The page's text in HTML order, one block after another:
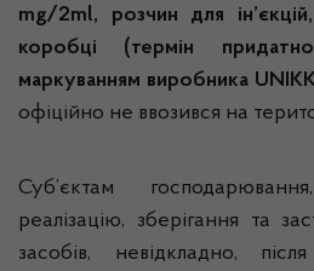
mg/2ml, розчин для ін’єкцій,
коробці (термін
маркуванням виробника
офіційно не ввозився на
Суб’єктам
реалізацію, зберігання та
засобів, невідкладно,